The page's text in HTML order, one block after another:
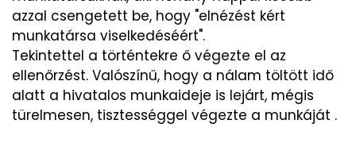
azzal csengetett be, hogy "elnézést kért
munkatársa viselkedéséért".
Tekintettel a történtekre ő végezte el az
ellenőrzést. Valószínű, hogy a nálam töltött idő
alatt a hivatalos munkaideje is lejárt, mégis
türelmesen, tisztességgel végezte a munkáját .